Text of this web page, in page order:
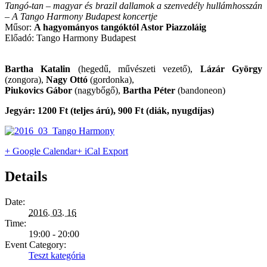
Tangó-tan – magyar és brazil dallamok a szenvedély hullámhosszán
– A Tango Harmony Budapest koncertje
Műsor: A hagyományos tangóktól Astor Piazzoláig
Előadó: Tango Harmony Budapest
Bartha Katalin (hegedű, művészeti vezető), Lázár György
(zongora), Nagy Ottó (gordonka),
Piukovics Gábor (nagybőgő), Bartha Péter (bandoneon)
Jegyár: 1200 Ft (teljes árú), 900 Ft (diák, nyugdíjas)
+ Google Calendar+ iCal Export
Details
Date:
2016. 03. 16
Time:
19:00 - 20:00
Event Category:
Teszt kategória